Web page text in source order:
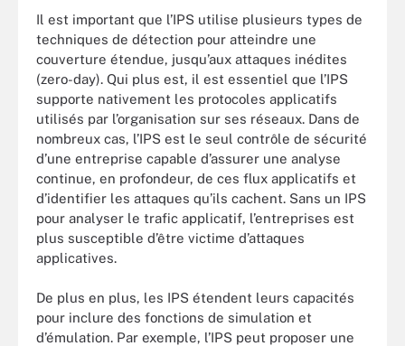
Il est important que l’IPS utilise plusieurs types de
techniques de détection pour atteindre une
couverture étendue, jusqu’aux attaques inédites
(zero-day). Qui plus est, il est essentiel que l’IPS
supporte nativement les protocoles applicatifs
utilisés par l’organisation sur ses réseaux. Dans de
nombreux cas, l’IPS est le seul contrôle de sécurité
d’une entreprise capable d’assurer une analyse
continue, en profondeur, de ces flux applicatifs et
d’identifier les attaques qu’ils cachent. Sans un IPS
pour analyser le trafic applicatif, l’entreprises est
plus susceptible d’être victime d’attaques
applicatives.
De plus en plus, les IPS étendent leurs capacités
pour inclure des fonctions de simulation et
d’émulation. Par exemple, l’IPS peut proposer une